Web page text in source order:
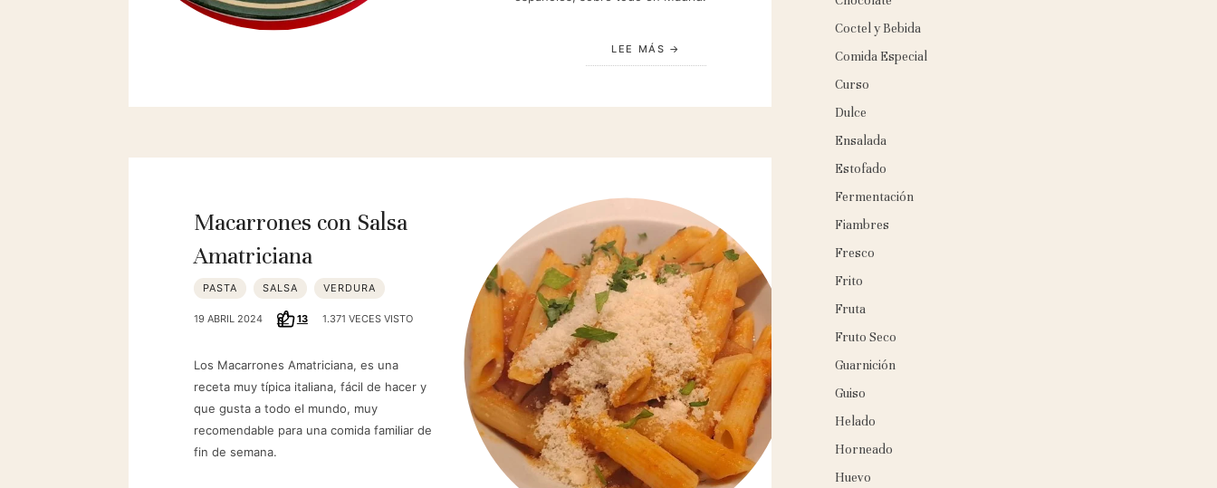
LEE MÁS
Macarrones con Salsa
Amatriciana
PASTA SALSA VERDURA
19 ABRIL 2024 13 1.371 VECES VISTO
Los Macarrones Amatriciana, es una
receta muy típica italiana, fácil de hacer y
que gusta a todo el mundo, muy
recomendable para una comida familiar de
fin de semana.
Coctel y Bebida
Comida Especial
Curso
Dulce
Ensalada
Estofado
Fermentación
Fiambres
Fresco
Frito
Fruta
Fruto Seco
Guarnición
Guiso
Helado
Horneado
Huevo